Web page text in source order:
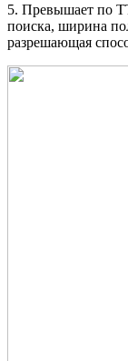
5. Превышает по
поиска, ширина
разрешающая